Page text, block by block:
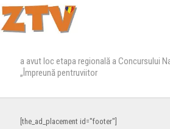
a avut loc etapa regională a Concursului
„Împreună pentruviitor
[the_ad_placement id="footer"]